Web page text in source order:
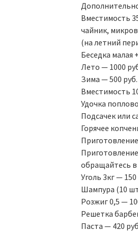
Вместимость
чайник,
(на летний
Беседка малая
Лето — 1000
Зима — 500 руб.
Вместимость
Удочка
Подсачек или
Горячее
обращайтесь
Уголь 3кг — 150
Шампура (10
Розжиг 0,5 —
Решетка
Паста — 420